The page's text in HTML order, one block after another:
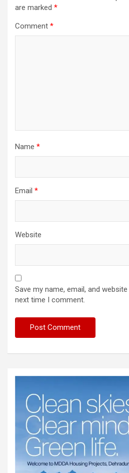
are marked *
Comment *
Name *
Email *
Website
Save my name, email, and
next time I comment.